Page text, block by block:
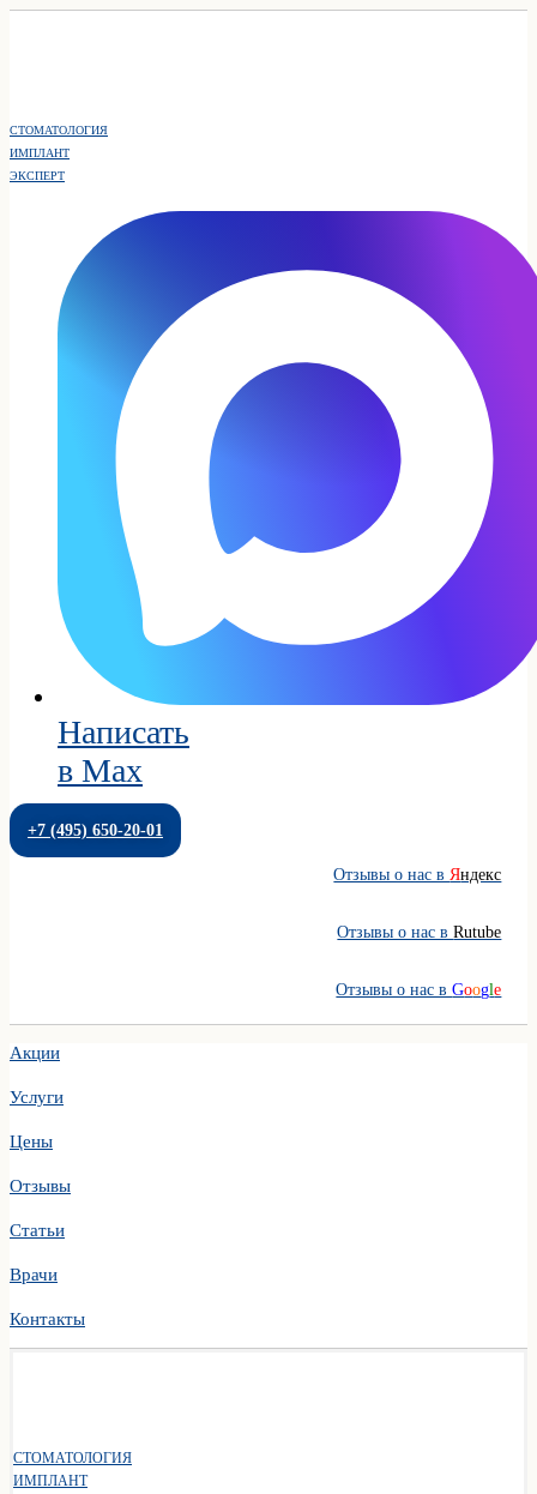
СТОМАТОЛОГИЯ
ИМПЛАНТ
ЭКСПЕРТ
Написать
в Max
+7 (495) 650-20-01
Отзывы о нас вЯндекс
Отзывы о нас вRutube
Отзывы о нас вGoogle
Акции
Услуги
Цены
Отзывы
Статьи
Врачи
Контакты
СТОМАТОЛОГИЯ
ИМПЛАНТ